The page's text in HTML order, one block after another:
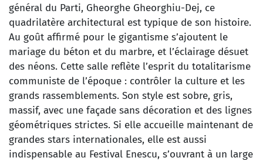
général du Parti, Gheorghe Gheorghiu-Dej, ce
quadrilatère architectural est typique de son histoire.
Au goût affirmé pour le gigantisme s’ajoutent le
mariage du béton et du marbre, et l’éclairage désuet
des néons. Cette salle reflète l’esprit du totalitarisme
communiste de l’époque : contrôler la culture et les
grands rassemblements. Son style est sobre, gris,
massif, avec une façade sans décoration et des lignes
géométriques strictes. Si elle accueille maintenant de
grandes stars internationales, elle est aussi
indispensable au Festival Enescu, s’ouvrant à un large